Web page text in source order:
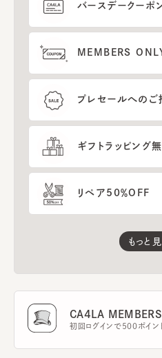
バースデークーポ
MEMBERS
プレセールへのご
ギフトラッピング
リペア50％OFF
もっと
CA4LA MEMBERS
初回ログインで500ポイン